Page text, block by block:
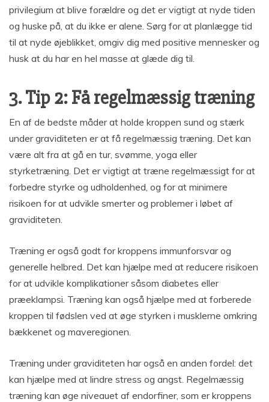
privilegium at blive forældre og det er vigtigt at nyde tiden
og huske på, at du ikke er alene. Sørg for at planlægge tid
til at nyde øjeblikket, omgiv dig med positive mennesker og
husk at du har en hel masse at glæde dig til.
3. Tip 2: Få regelmæssig træning
En af de bedste måder at holde kroppen sund og stærk
under graviditeten er at få regelmæssig træning. Det kan
være alt fra at gå en tur, svømme, yoga eller
styrketræning. Det er vigtigt at træne regelmæssigt for at
forbedre styrke og udholdenhed, og for at minimere
risikoen for at udvikle smerter og problemer i løbet af
graviditeten.
Træning er også godt for kroppens immunforsvar og
generelle helbred. Det kan hjælpe med at reducere risikoen
for at udvikle komplikationer såsom diabetes eller
præeklampsi. Træning kan også hjælpe med at forberede
kroppen til fødslen ved at øge styrken i musklerne omkring
bækkenet og maveregionen.
Træning under graviditeten har også en anden fordel: det
kan hjælpe med at lindre stress og angst. Regelmæssig
træning kan øge niveauet af endorfiner, som er kroppens